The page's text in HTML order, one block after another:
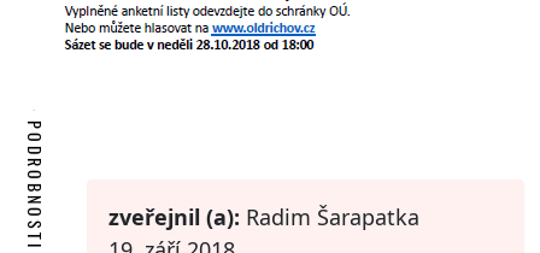
PODROBNOSTI zveřejnil (a): Radim Šarapatka